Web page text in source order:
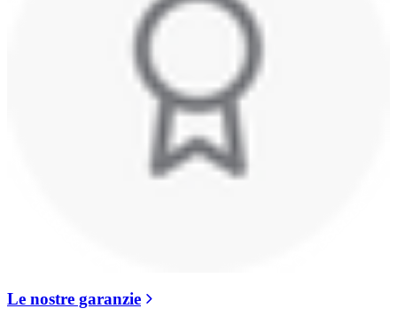
Le nostre garanzie